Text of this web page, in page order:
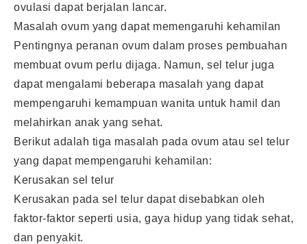
ovulasi dapat berjalan lancar.
Masalah ovum yang dapat memengaruhi kehamilan
Pentingnya peranan ovum dalam proses pembuahan
membuat ovum perlu dijaga. Namun, sel telur juga
dapat mengalami beberapa masalah yang dapat
mempengaruhi kemampuan wanita untuk hamil dan
melahirkan anak yang sehat.
Berikut adalah tiga masalah pada ovum atau sel telur
yang dapat mempengaruhi kehamilan:
Kerusakan sel telur
Kerusakan pada sel telur dapat disebabkan oleh
faktor-faktor seperti usia, gaya hidup yang tidak sehat,
dan penyakit.